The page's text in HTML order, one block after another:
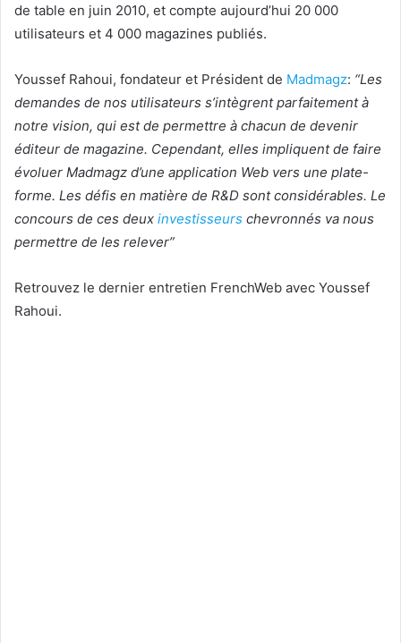
de table en juin 2010, et compte aujourd’hui 20 000
utilisateurs et 4 000 magazines publiés.
Youssef Rahoui, fondateur et Président de Madmagz: “Les
demandes de nos utilisateurs s’intègrent parfaitement à
notre vision, qui est de permettre à chacun de devenir
éditeur de magazine. Cependant, elles impliquent de faire
évoluer Madmagz d’une application Web vers une plate-
forme. Les défis en matière de R&D sont considérables. Le
concours de ces deux investisseurs chevronnés va nous
permettre de les relever”
Retrouvez le dernier entretien FrenchWeb avec Youssef
Rahoui.